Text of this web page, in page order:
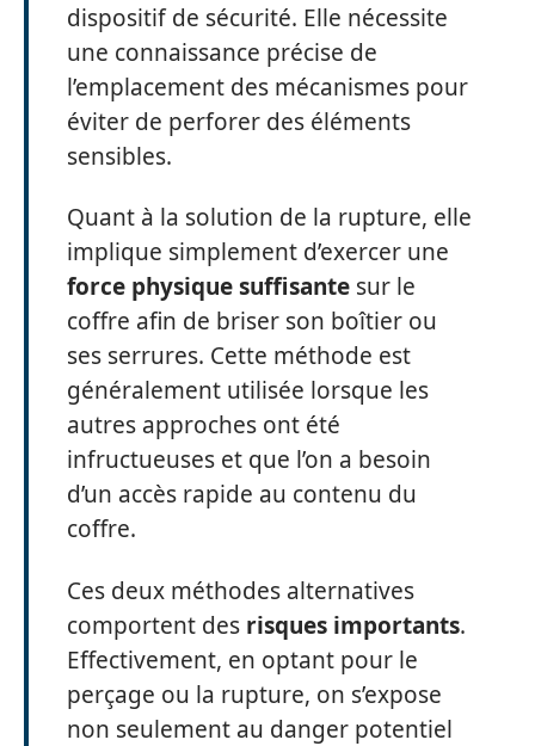
dispositif de sécurité. Elle nécessite
une connaissance précise de
l’emplacement des mécanismes pour
éviter de perforer des éléments
sensibles.
Quant à la solution de la rupture, elle
implique simplement d’exercer une
force physique suffisante sur le
coffre afin de briser son boîtier ou
ses serrures. Cette méthode est
généralement utilisée lorsque les
autres approches ont été
infructueuses et que l’on a besoin
d’un accès rapide au contenu du
coffre.
Ces deux méthodes alternatives
comportent des risques importants.
Effectivement, en optant pour le
perçage ou la rupture, on s’expose
non seulement au danger potentiel